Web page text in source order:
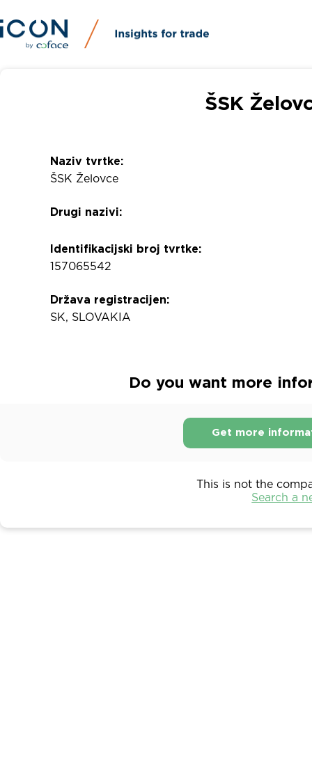
ŠSK
Naziv tvrtke:
ŠSK Želovce
Drugi nazivi:
Identifikacijski broj tvrtke:
157065542
Država registracijen:
SK, SLOVAKIA
Do you want more
Get more
This is not the
Search a